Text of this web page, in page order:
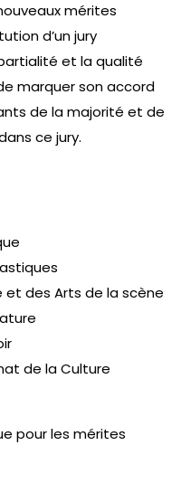
mérites
d’un jury
et la qualité
marquer son accord
de la majorité et de
ce jury.
et des Arts de la scène
de la Culture
pour les mérites